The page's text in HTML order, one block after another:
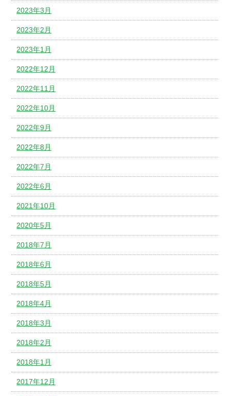
2023年3月
2023年2月
2023年1月
2022年12月
2022年11月
2022年10月
2022年9月
2022年8月
2022年7月
2022年6月
2021年10月
2020年5月
2018年7月
2018年6月
2018年5月
2018年4月
2018年3月
2018年2月
2018年1月
2017年12月